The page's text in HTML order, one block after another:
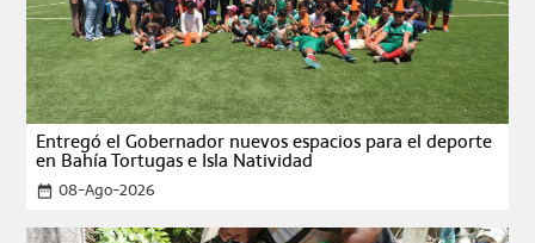
Entregó el Gobernador nuevos espacios para el deporte
en Bahía Tortugas e Isla Natividad
date_range 08-Ago-2026